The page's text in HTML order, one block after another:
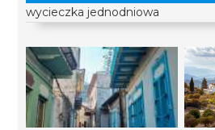
wycieczka jednodniowa